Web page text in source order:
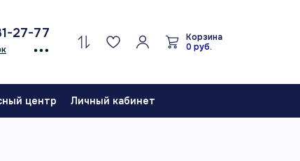
27-77
Корзина
0 руб.
центр Личный кабинет